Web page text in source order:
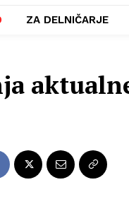
ZA DELNIČARJE